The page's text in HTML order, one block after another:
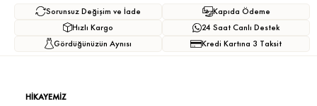
Sorunsuz Değişim ve İade
Hızlı Kargo
Gördüğünüzün Aynısı
Kapıda Ödeme
24 Saat Canlı Destek
Kredi Kartına 3 Taksit
HİKAYEMİZ